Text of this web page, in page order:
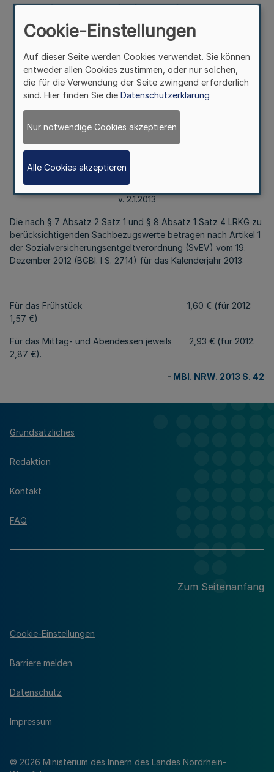
Finanzministeriums B
2906 - 7.1 – IV A 2 v.
2.1.2013
II.
Sachbezugswerte
nach der Sozialversicherungsentgeltverordnung
Bek. d. Finanzministeriums B 2906 - 7.1 – IV A 2
v. 2.1.2013
Die nach § 7 Absatz 2 Satz 1 und § 8 Absatz 1 Satz 4 LRKG zu
berücksichtigenden Sachbezugswerte betragen nach Artikel 1
der Sozialversicherungsentgeltverordnung (SvEV) vom 19.
Dezember 2012 (BGBl. I S. 2714) für das Kalenderjahr 2013:
Für das Frühstück 1,60 € (für 2012:
1,57 €)
Für das Mittag- und Abendessen jeweils 2,93 € (für 2012:
2,87 €).
- MBl. NRW. 2013 S. 42
Grundsätzliches
Redaktion
Kontakt
FAQ
Zum Seitenanfang
© 2026 Ministerium des Innern des Landes Nordrhein-
Cookie-Einstellungen
Barriere melden
Datenschutz
Impressum
Cookie-Einstellungen
Auf dieser Seite werden Cookies verwendet. Sie können
entweder allen Cookies zustimmen, oder nur solchen,
die für die Verwendung der Seite zwingend erforderlich
sind. Hier finden Sie die Datenschutzerklärung
Nur notwendige Cookies akzeptieren
Alle Cookies akzeptieren